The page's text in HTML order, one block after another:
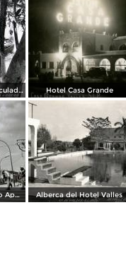
Remo en el Rio. ( Circulada el 28 de Diciembre de 1956 ). Hotel Casa Grande
La Igesia de Santiago Apostol. Alberca del Hotel Valles